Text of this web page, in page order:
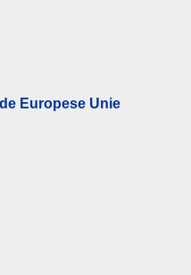
Europese Unie